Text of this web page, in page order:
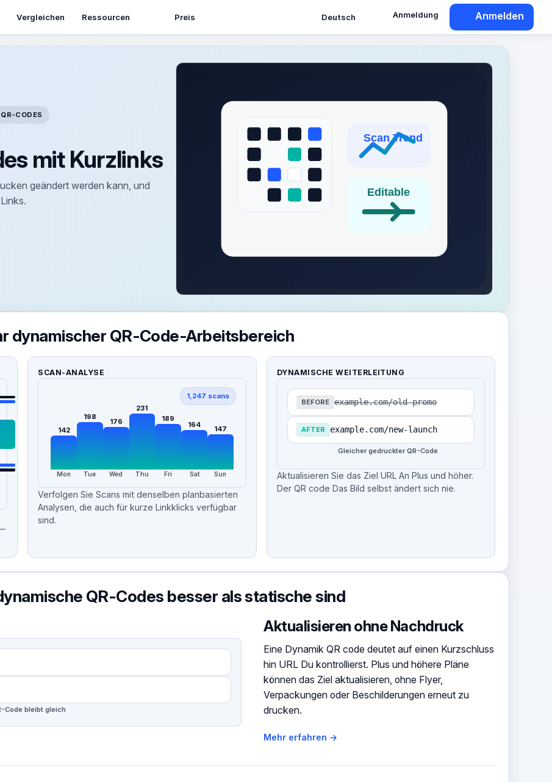
Vergleichen Ressourcen Preis Deutsch Anmeldung Anmelden
CODES
mit Kurzlinks
geändert werden kann, und
dynamischer QR-Code-Arbeitsbereich
SCAN-ANALYSE
1,247 scans
142
Mon
198
Tue
176
Wed
231
Thu
189
Fri
164
Sat
147
Sun
Verfolgen Sie Scans mit denselben planbasierten
Analysen, die auch für kurze Linkklicks verfügbar
sind.
DYNAMISCHE WEITERLEITUNG
BEFORE example.com/old-promo
AFTER example.com/new-launch
Gleicher gedruckter QR-Code
Aktualisieren Sie das Ziel URL An Plus und höher.
Der QR code Das Bild selbst ändert sich nie.
QR-Codes besser als statische sind
Code bleibt gleich
Aktualisieren ohne Nachdruck
Eine Dynamik QR code deutet auf einen Kurzschluss
hin URL Du kontrollierst. Plus und höhere Pläne
können das Ziel aktualisieren, ohne Flyer,
Verpackungen oder Beschilderungen erneut zu
drucken.
Mehr erfahren →